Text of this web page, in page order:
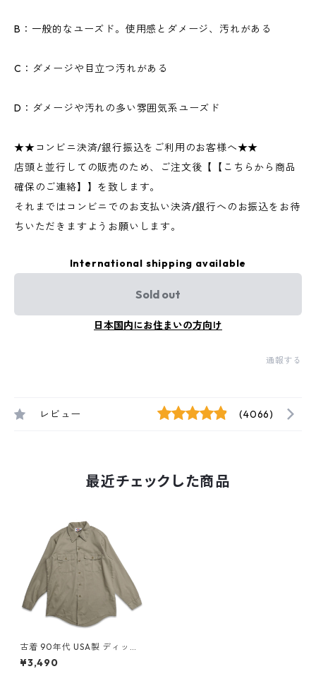
B：一般的なユーズド。使用感とダメージ、汚れがある
C：ダメージや目立つ汚れがある
D：ダメージや汚れの多い雰囲気系ユーズド
★★コンビニ決済/銀行振込をご利用のお客様へ★★
店頭と並行しての販売のため、ご注文後【【こちらから商品
確保のご連絡】】を致します。
それまではコンビニでのお支払い決済/銀行へのお振込をお待
ちいただきますようお願いします。
International shipping available
Sold out
日本国内にお住まいの方向け
通報する
レビュー (4066)
最近チェックした商品
古着 90年代 USA製 ディッキ
ーズ Dickies ワークシャツ 長
袖シャツ ベージュ 表記：15-1
¥3,490